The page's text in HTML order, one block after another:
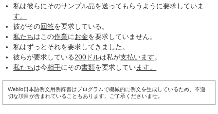
私は彼らにそのサンプル品を送ってもらうように要求していま
す。
彼がその回答を要求している。
私たちはこの作業にお金を要求していません。
私はずっとそれを要求してきました 。
彼らが要求している200 ドルは私が支払います。
私たちは今相手にその書類を要求しています。
Weblio日本語例文用例辞書はプログラムで機械的に例文を生成しているため、不適
切な項目が含まれていることもあります。ご了承くださいませ。